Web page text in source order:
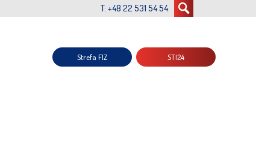
T: +48 22 531 54 54
Strefa FIZ STI24